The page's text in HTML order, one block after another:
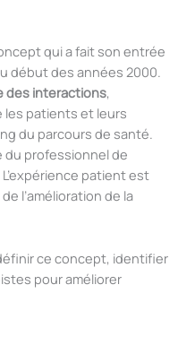
qui a fait son entrée
début des années 2000.
des interactions,
patients et leurs
du parcours de santé.
du professionnel de
patient est
l’amélioration de la
ce concept, identifier
pour améliorer